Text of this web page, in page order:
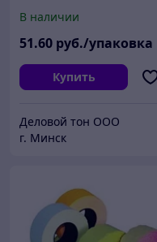
В наличии
51.60 руб./упаковка
Купить
Деловой тон ООО
г. Минск